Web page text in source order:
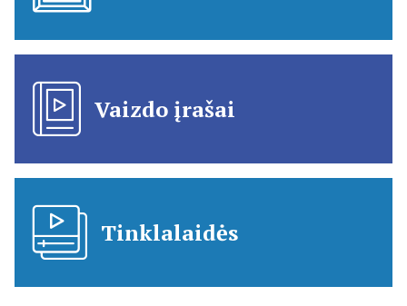
Vaizdo įrašai
Tinklalaidės